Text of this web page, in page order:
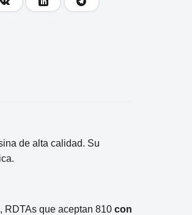
de alta calidad. Su
RDTAs que aceptan 810 con